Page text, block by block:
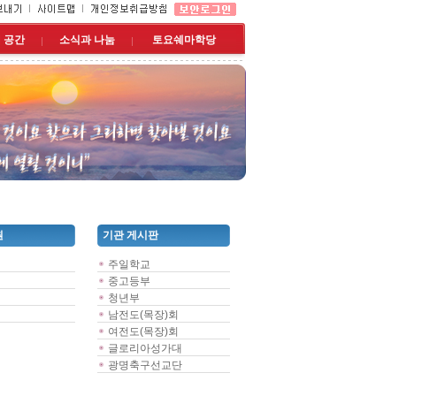
공간 소식과 나눔 토요쉐마학당
기관 게시판
주일학교
중고등부
청년부
남전도(목장)회
여전도(목장)회
글로리아성가대
광명축구선교단